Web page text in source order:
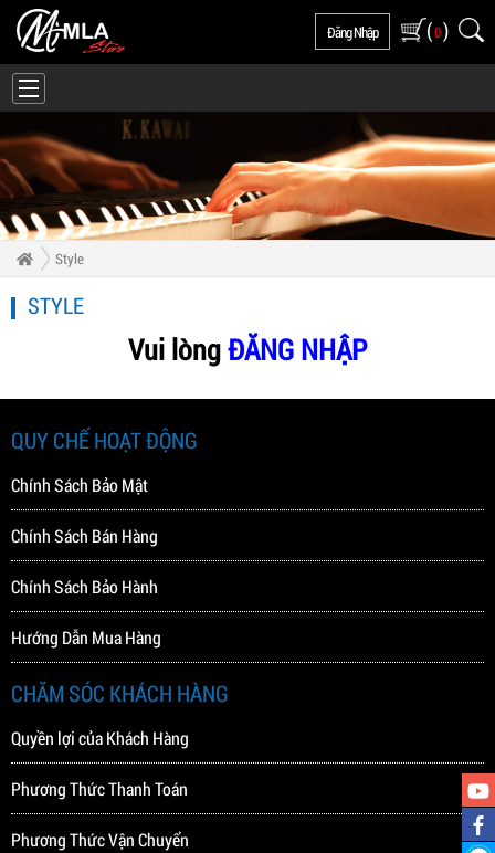
Đăng Nhập (0)
Style
STYLE
Vui lòngĐĂNG NHẬP
QUY CHẾ HOẠT ĐỘNG
Chính Sách Bảo Mật
Chính Sách Bán Hàng
Chính Sách Bảo Hành
Hướng Dẫn Mua Hàng
CHĂM SÓC KHÁCH HÀNG
Quyền lợi của Khách Hàng
Phương Thức Thanh Toán
Phương Thức Vận Chuyển